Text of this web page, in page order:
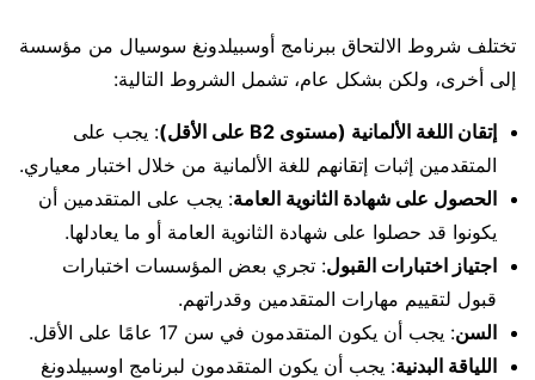
تختلف شروط الالتحاق ببرنامج أوسبيلدونغ سوسيال من مؤسسة
إلى أخرى، ولكن بشكل عام، تشمل الشروط التالية:
إتقان اللغة الألمانية (مستوى B2 على الأقل)
: يجب على
المتقدمين إثبات إتقانهم للغة الألمانية من خلال اختبار معياري.
الحصول على شهادة الثانوية العامة: يجب على المتقدمين أن
يكونوا قد حصلوا على شهادة الثانوية العامة أو ما يعادلها.
اجتياز اختبارات القبول: تجري بعض المؤسسات اختبارات
قبول لتقييم مهارات المتقدمين وقدراتهم.
السن: يجب أن يكون المتقدمون في سن 17 عامًا على الأقل.
اللياقة البدنية: يجب أن يكون المتقدمون لبرنامج اوسبيلدونغ